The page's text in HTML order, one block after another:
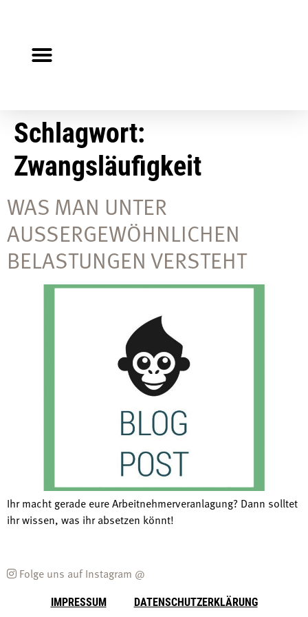
Schlagwort:
Zwangsläufigkeit
WAS MAN UNTER
AUSSERGEWÖHNLICHEN B
ELASTUNGEN VERSTEHT
Ihr macht gerade eure Arbeitnehmerveranlagung? Dann solltet
ihr wissen, was ihr absetzen könnt!
Folge uns auf Instagram @
IMPRESSUM DATENSCHUTZERKLÄRUNG